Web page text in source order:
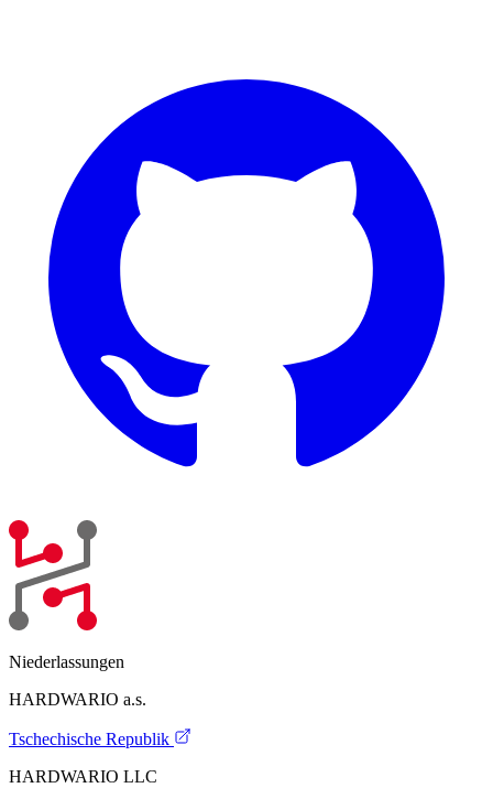
Niederlassungen
HARDWARIO a.s.
Tschechische Republik
HARDWARIO LLC